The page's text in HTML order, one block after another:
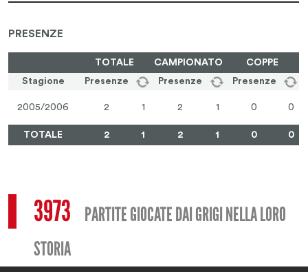
PRESENZE
TOTALE CAMPIONATO
COPPE
Stagione
Presenze Presenze Presenze
2005/2006 2 1 2 1 0 0
TOTALE 2 1 2 1 0 0
3973 PARTITE GIOCATE DAI GRIGI NELLA LORO
STORIA